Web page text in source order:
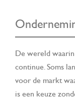
De wereld
continue. Soms
voor de markt
is een keuze